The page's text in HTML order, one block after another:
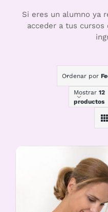
Si eres un alumno ya
acceder a tus cursos
Ordenar por
Mostrar 12
productos